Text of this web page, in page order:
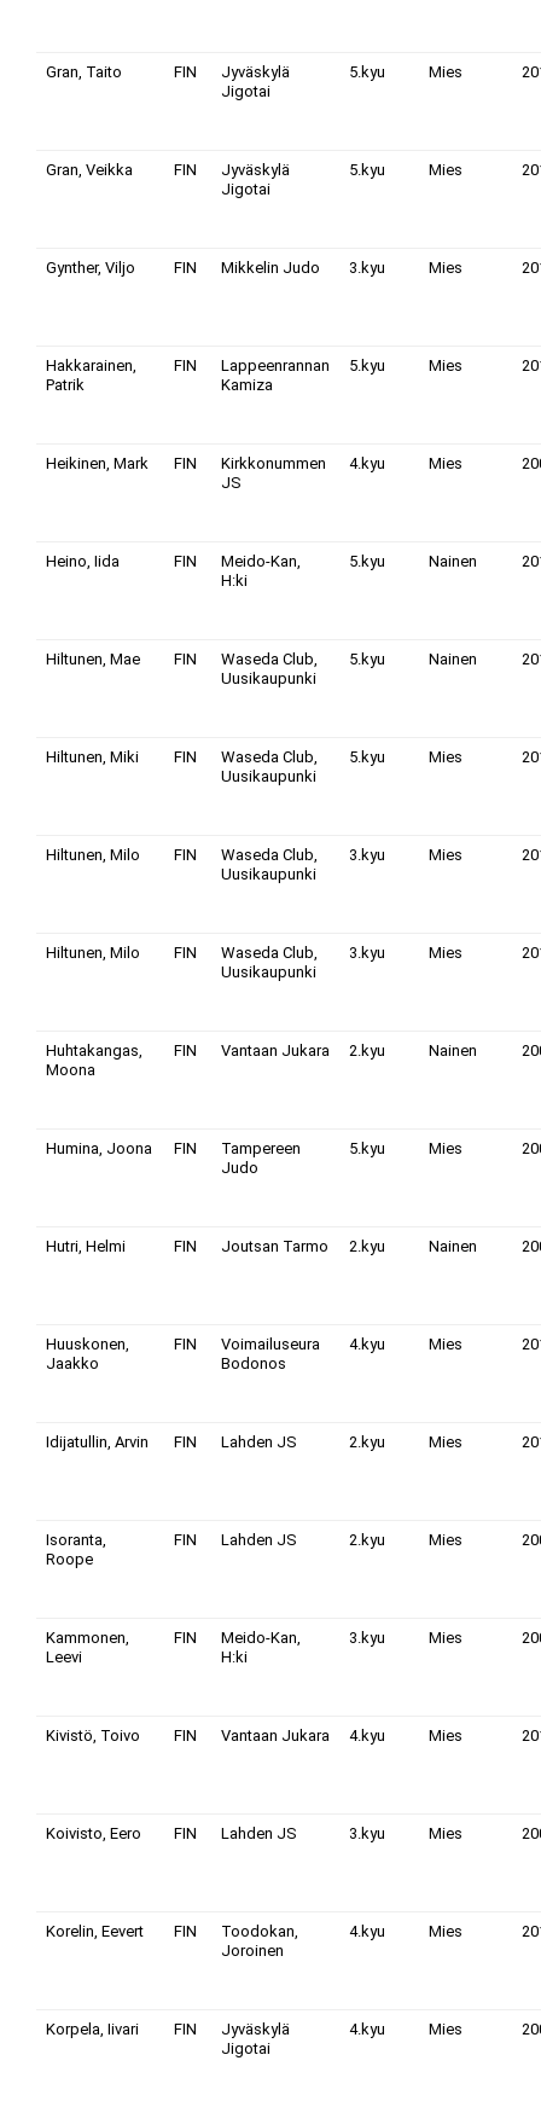
Gran, Taito FIN
Jyväskylä
Jigotai
5.kyu Mies
Gran, Veikka FIN
Jyväskylä
Jigotai
5.kyu Mies
Gynther, Viljo FIN Mikkelin Judo 3.kyu Mies
Hakkarainen,
Patrik
FIN
Lappeenrannan
Kamiza
5.kyu Mies
Heikinen, Mark FIN
Kirkkonummen
JS
4.kyu Mies
Heino, Iida FIN
Meido-Kan,
H:ki
5.kyu Nainen
Hiltunen, Mae FIN
Waseda Club,
Uusikaupunki
5.kyu Nainen
Hiltunen, Miki FIN
Waseda Club,
Uusikaupunki
5.kyu Mies
Hiltunen, Milo FIN
Waseda Club,
Uusikaupunki
3.kyu Mies
Hiltunen, Milo FIN
Waseda Club,
Uusikaupunki
3.kyu Mies
Huhtakangas,
Moona
FIN Vantaan Jukara 2.kyu Nainen
Humina, Joona FIN
Tampereen
Judo
5.kyu Mies
Hutri, Helmi FIN Joutsan Tarmo 2.kyu Nainen
Huuskonen,
Jaakko
FIN
Voimailuseura
Bodonos
4.kyu Mies
Idijatullin, Arvin FIN Lahden JS 2.kyu Mies
Isoranta,
Roope
FIN Lahden JS 2.kyu Mies
Kammonen,
Leevi
FIN
Meido-Kan,
H:ki
3.kyu Mies
Kivistö, Toivo FIN Vantaan Jukara 4.kyu Mies
Koivisto, Eero FIN Lahden JS 3.kyu Mies
Korelin, Eevert FIN
Toodokan,
Joroinen
4.kyu Mies
Korpela, Iivari FIN
Jyväskylä
Jigotai
4.kyu Mies